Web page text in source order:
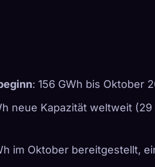
: 156 GWh bis Oktober
neue Kapazität weltweit
im Oktober bereitgestellt,